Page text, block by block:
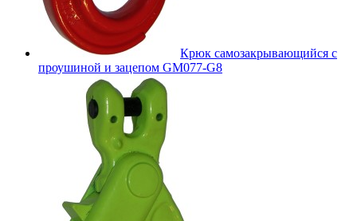
Крюк самозакрывающийся с
проушиной и зацепом GM077-G8